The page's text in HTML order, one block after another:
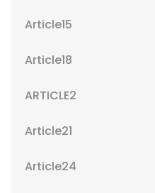
Article15
Article18
ARTICLE2
Article21
Article24